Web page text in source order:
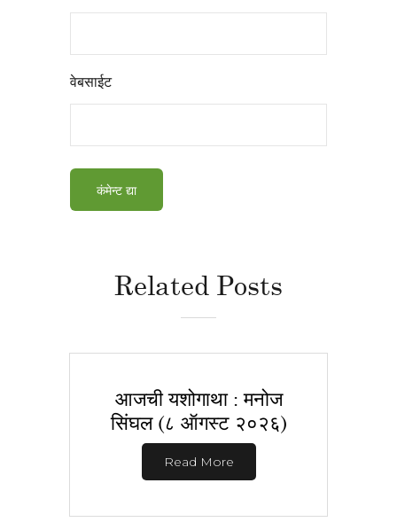
वेबसाईट
Related Posts
आजची यशोगाथा : मनोज
सिंघल (८ ऑगस्ट २०२६)
Read More